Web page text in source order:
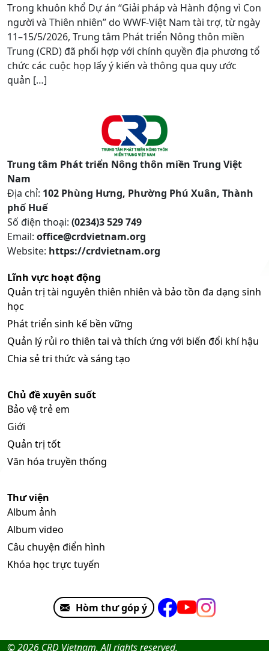
Trong khuôn khổ Dự án “Giải pháp và Hành động vì Con
người và Thiên nhiên” do WWF-Việt Nam tài trợ, từ ngày
11–15/5/2026, Trung tâm Phát triển Nông thôn miền
Trung (CRD) đã phối hợp với chính quyền địa phương tổ
chức các cuộc họp lấy ý kiến và thông qua quy ước
quản […]
Trung tâm Phát triển Nông thôn miền Trung Việt
Nam
Địa chỉ: 102 Phùng Hưng, Phường Phú Xuân, Thành
phố Huế
Số điện thoại: (0234)3 529 749
Email: office@crdvietnam.org
Website: https://crdvietnam.org
Lĩnh vực hoạt động
Quản trị tài nguyên thiên nhiên và bảo tồn đa dạng sinh
học
Phát triển sinh kế bền vững
Quản lý rủi ro thiên tai và thích ứng với biến đổi khí hậu
Chia sẻ tri thức và sáng tạo
Chủ đề xuyên suốt
Bảo vệ trẻ em
Giới
Quản trị tốt
Văn hóa truyền thống
Thư viện
Album ảnh
Album video
Câu chuyện điển hình
Khóa học trực tuyến
Hòm thư góp ý
© 2026 CRD Vietnam. All rights reserved.